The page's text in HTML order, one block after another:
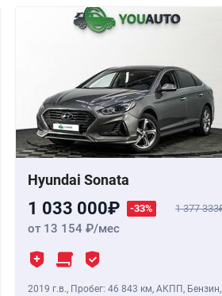
Hyundai Sonata
1 033 000 -33% 1 377 333
от 13 154 /мес
2019 г.в., Пробег: 46 843 км, АКПП, Бензин,